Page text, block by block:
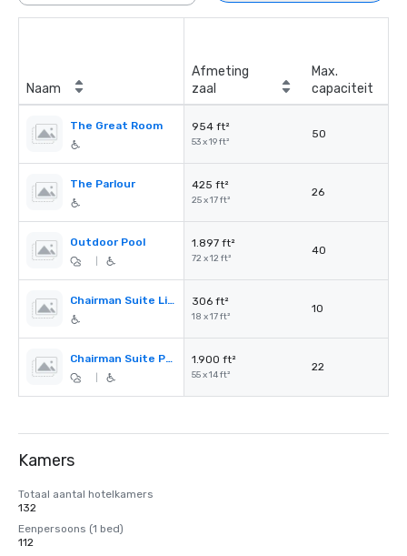
Naam
Afmeting
zaal
Max.
capaciteit
The Great Room 954 ft²
53 x 19 ft²
50
The Parlour 425 ft²
25 x 17 ft²
26
Outdoor Pool 1.897 ft²
72 x 12 ft²
40
Chairman Suite Living Room 306 ft²
18 x 17 ft²
10
Chairman Suite Patio 1.900 ft²
55 x 14 ft²
22
Kamers
Totaal aantal hotelkamers
132
Eenpersoons (1 bed)
112